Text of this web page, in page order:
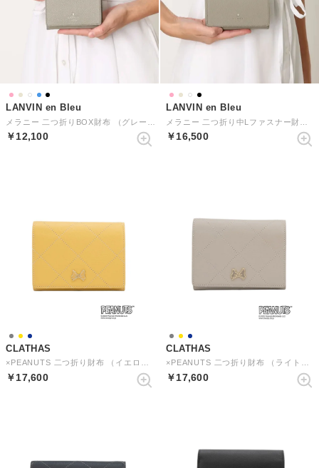
LANVIN en Bleu
￥12,100
LANVIN en Bleu
￥16,500
CLATHAS
×PEANUTS 二つ折り財布 （イエロー）
￥17,600
CLATHAS
×PEANUTS 二つ折り財布 （ライトグレー）
￥17,600